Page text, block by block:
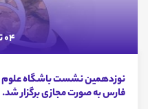
04 تیر 1400
نوزدهمین نشست باشگاه علوم
فارس به صورت مجازی برگزار شد.